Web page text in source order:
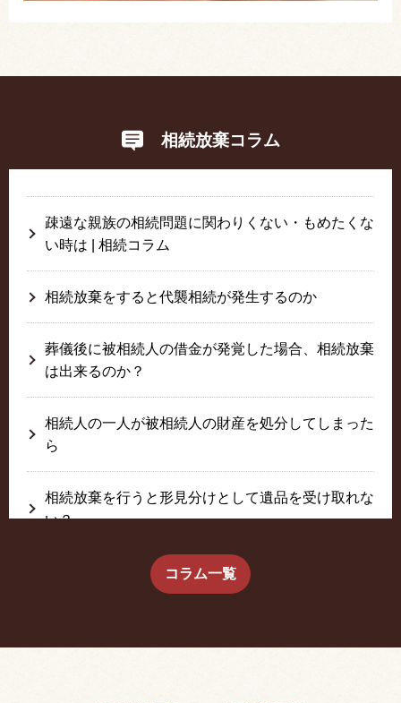
相続放棄コラム
疎遠な親族の相続問題に関わりくない・もめたくな
い時は | 相続コラム
相続放棄をすると代襲相続が発生するのか
葬儀後に被相続人の借金が発覚した場合、相続放棄
は出来るのか？
相続人の一人が被相続人の財産を処分してしまった
ら
相続放棄を行うと形見分けとして遺品を受け取れな
い？
生前に相続放棄すると約束した念書は有効か？
コラム一覧